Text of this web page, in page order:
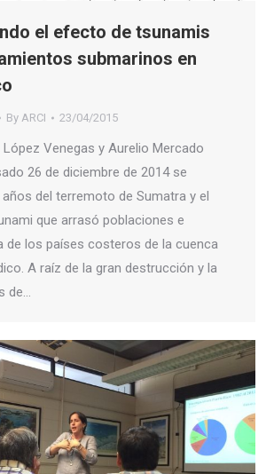
el efecto de tsunamis
submarinos en
By ARCI 23/04/2015
López Venegas y Aurelio Mercado
26 de diciembre de 2014 se
del terremoto de Sumatra y el
que arrasó poblaciones e
de los países costeros de la cuenca
A raíz de la gran destrucción y la
de…